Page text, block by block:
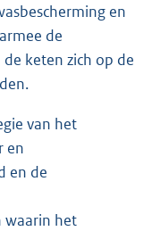
en
de
keten zich op de
van het
en
en de
waarin het